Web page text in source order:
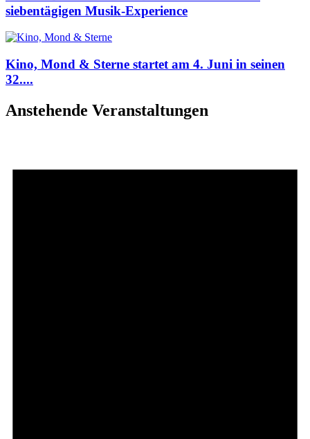
siebentägigen Musik-Experience
Kino, Mond & Sterne startet am 4. Juni in seinen
32....
Anstehende Veranstaltungen